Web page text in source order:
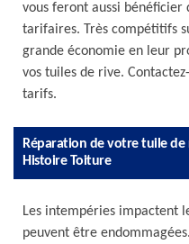
vous feront aussi bénéficier
tarifaires. Très compétitifs
grande économie en leur
vos tuiles de rive.
tarifs.
Réparation de votre tuile de
Histoire Toiture
Les intempéries impactent
peuvent être